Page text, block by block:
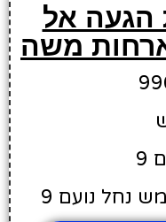
הגעה אל
משה
נחל נועם 9